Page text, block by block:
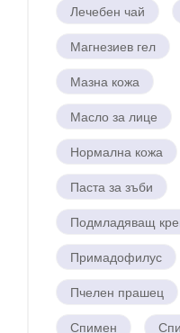
Лечебен чай
Магнезиев гел
Мазна кожа
Масло за лице
Нормална кожа
Паста за зъби
Подмладяващ
Примадофилус
Пчелен прашец
Спимен